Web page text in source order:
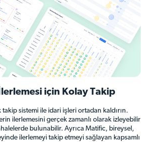
için Kolay Takip
sistemi ile idari işleri ortadan kaldırın.
ilerlemesini gerçek zamanlı olarak izleyebilir
bulunabilir. Ayrıca Matific, bireysel,
ilerlemeyi takip etmeyi sağlayan kapsamlı